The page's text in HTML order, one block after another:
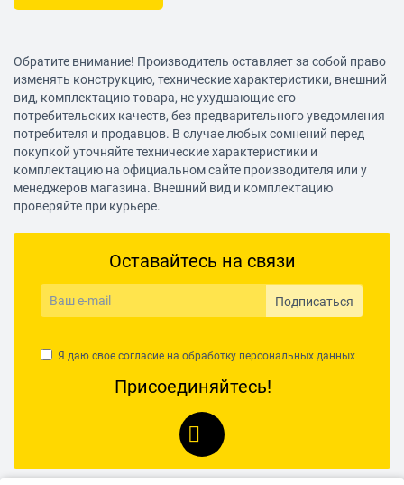
Обратите внимание! Производитель оставляет за собой право
изменять конструкцию, технические характеристики, внешний
вид, комплектацию товара, не ухудшающие его
потребительских качеств, без предварительного уведомления
потребителя и продавцов. В случае любых сомнений перед
покупкой уточняйте технические характеристики и
комплектацию на официальном сайте производителя или у
менеджеров магазина. Внешний вид и комплектацию
проверяйте при курьере.
Оставайтесь на связи
Подписаться
Я даю свое согласие на обработку персональных данных
Присоединяйтесь!